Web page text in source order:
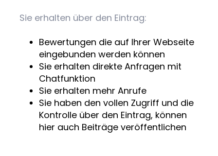
Sie erhalten über den Eintrag:
Bewertungen die auf Ihrer Webseite
eingebunden werden können
Sie erhalten direkte Anfragen mit
Chatfunktion
Sie erhalten mehr Anrufe
Sie haben den vollen Zugriff und die
Kontrolle über den Eintrag, können
hier auch Beiträge veröffentlichen